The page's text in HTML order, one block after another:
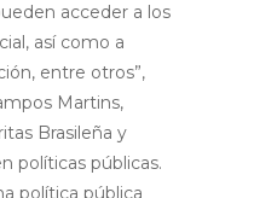
acceder a los
así como a
entre otros”,
Martins,
Brasileña y
políticas públicas.
política pública